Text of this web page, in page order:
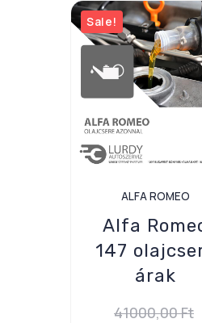
Sale!
ALFA ROMEO
Alfa
147
árak
41000,00Ft